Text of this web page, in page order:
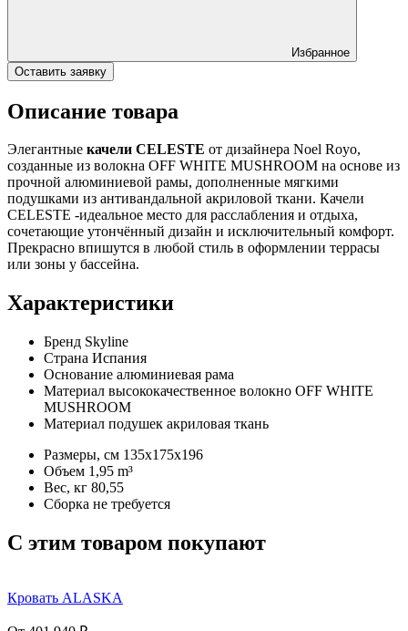
Избранное
Оставить заявку
Описание товара
Элегантные качели CELESTE от дизайнера Noel Royo,
созданные из волокна OFF WHITE MUSHROOM на основе из
прочной алюминиевой рамы, дополненные мягкими
подушками из антивандальной акриловой ткани. Качели
CELESTE -идеальное место для расслабления и отдыха,
сочетающие утончённый дизайн и исключительный комфорт.
Прекрасно впишутся в любой стиль в оформлении террасы
или зоны у бассейна.
Характеристики
Бренд Skyline
Страна Испания
Основание алюминиевая рама
Материал высококачественное волокно OFF WHITE
MUSHROOM
Материал подушек акриловая ткань
Размеры, см 135x175x196
Объем 1,95 m³
Вес, кг 80,55
Сборка не требуется
C этим товаром покупают
Кровать ALASKA